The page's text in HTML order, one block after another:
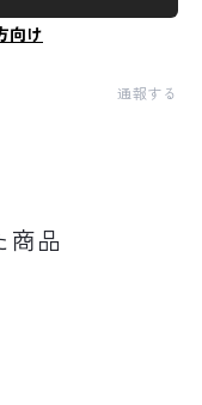
向け
通報する
商品